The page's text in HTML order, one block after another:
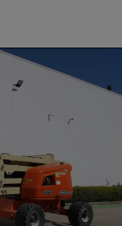
›